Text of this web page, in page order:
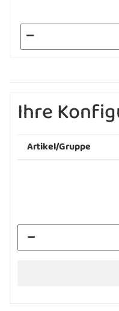
Ihre
Artikel/Gruppe